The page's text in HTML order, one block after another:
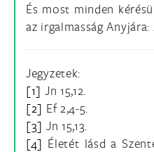
És most minden
az irgalmasság Anyjára:
Jegyzetek:
[1] Jn 15,12.
[2] Ef 2,4-5.
[3] Jn 15,13.
[4] Életét lásd a